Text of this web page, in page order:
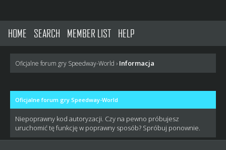
HOME SEARCH MEMBER LIST HELP
Oficjalne forum gry Speedway-World › Informacja
Oficjalne forum gry Speedway-World
Niepoprawny kod autoryzacji. Czy na pewno próbujesz
uruchomić tę funkcję w poprawny sposób? Spróbuj ponownie.